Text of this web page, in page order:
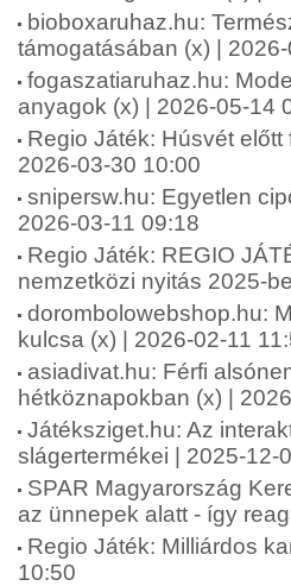
bioboxaruhaz.hu:
támogatásában (x) |
fogaszatiaruhaz.hu:
anyagok (x) | 2026-05-14
Regio Játék: Húsvét
2026-03-30 10:00
snipersw.hu: Egyetlen
2026-03-11 09:18
Regio Játék: REGIO
nemzetközi nyitás 2025-
dorombolowebshop.hu:
kulcsa (x) | 2026-02-11
asiadivat.hu: Férfi
hétköznapokban (x) |
Játéksziget.hu: Az
slágertermékei | 2025-12-
SPAR Magyarország
az ünnepek alatt - így
Regio Játék: Milliárdos
10:50